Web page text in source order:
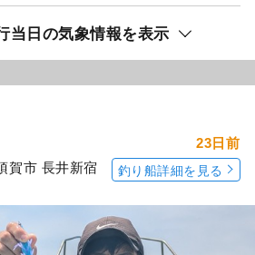
当日の気象情報を表示
賀市 長井新宿
23日前
釣り船詳細を見る